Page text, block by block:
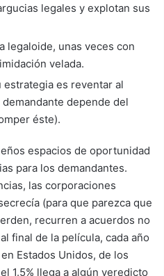
legales y explotan sus
legaloide, unas veces con
velada.
estrategia es reventar al
depende del
éste).
espacios de oportunidad
para los demandantes.
las corporaciones
(para que parezca que
recurren a acuerdos no
final de la película, cada año
Estados Unidos, de los
1.5% llega a algún veredicto